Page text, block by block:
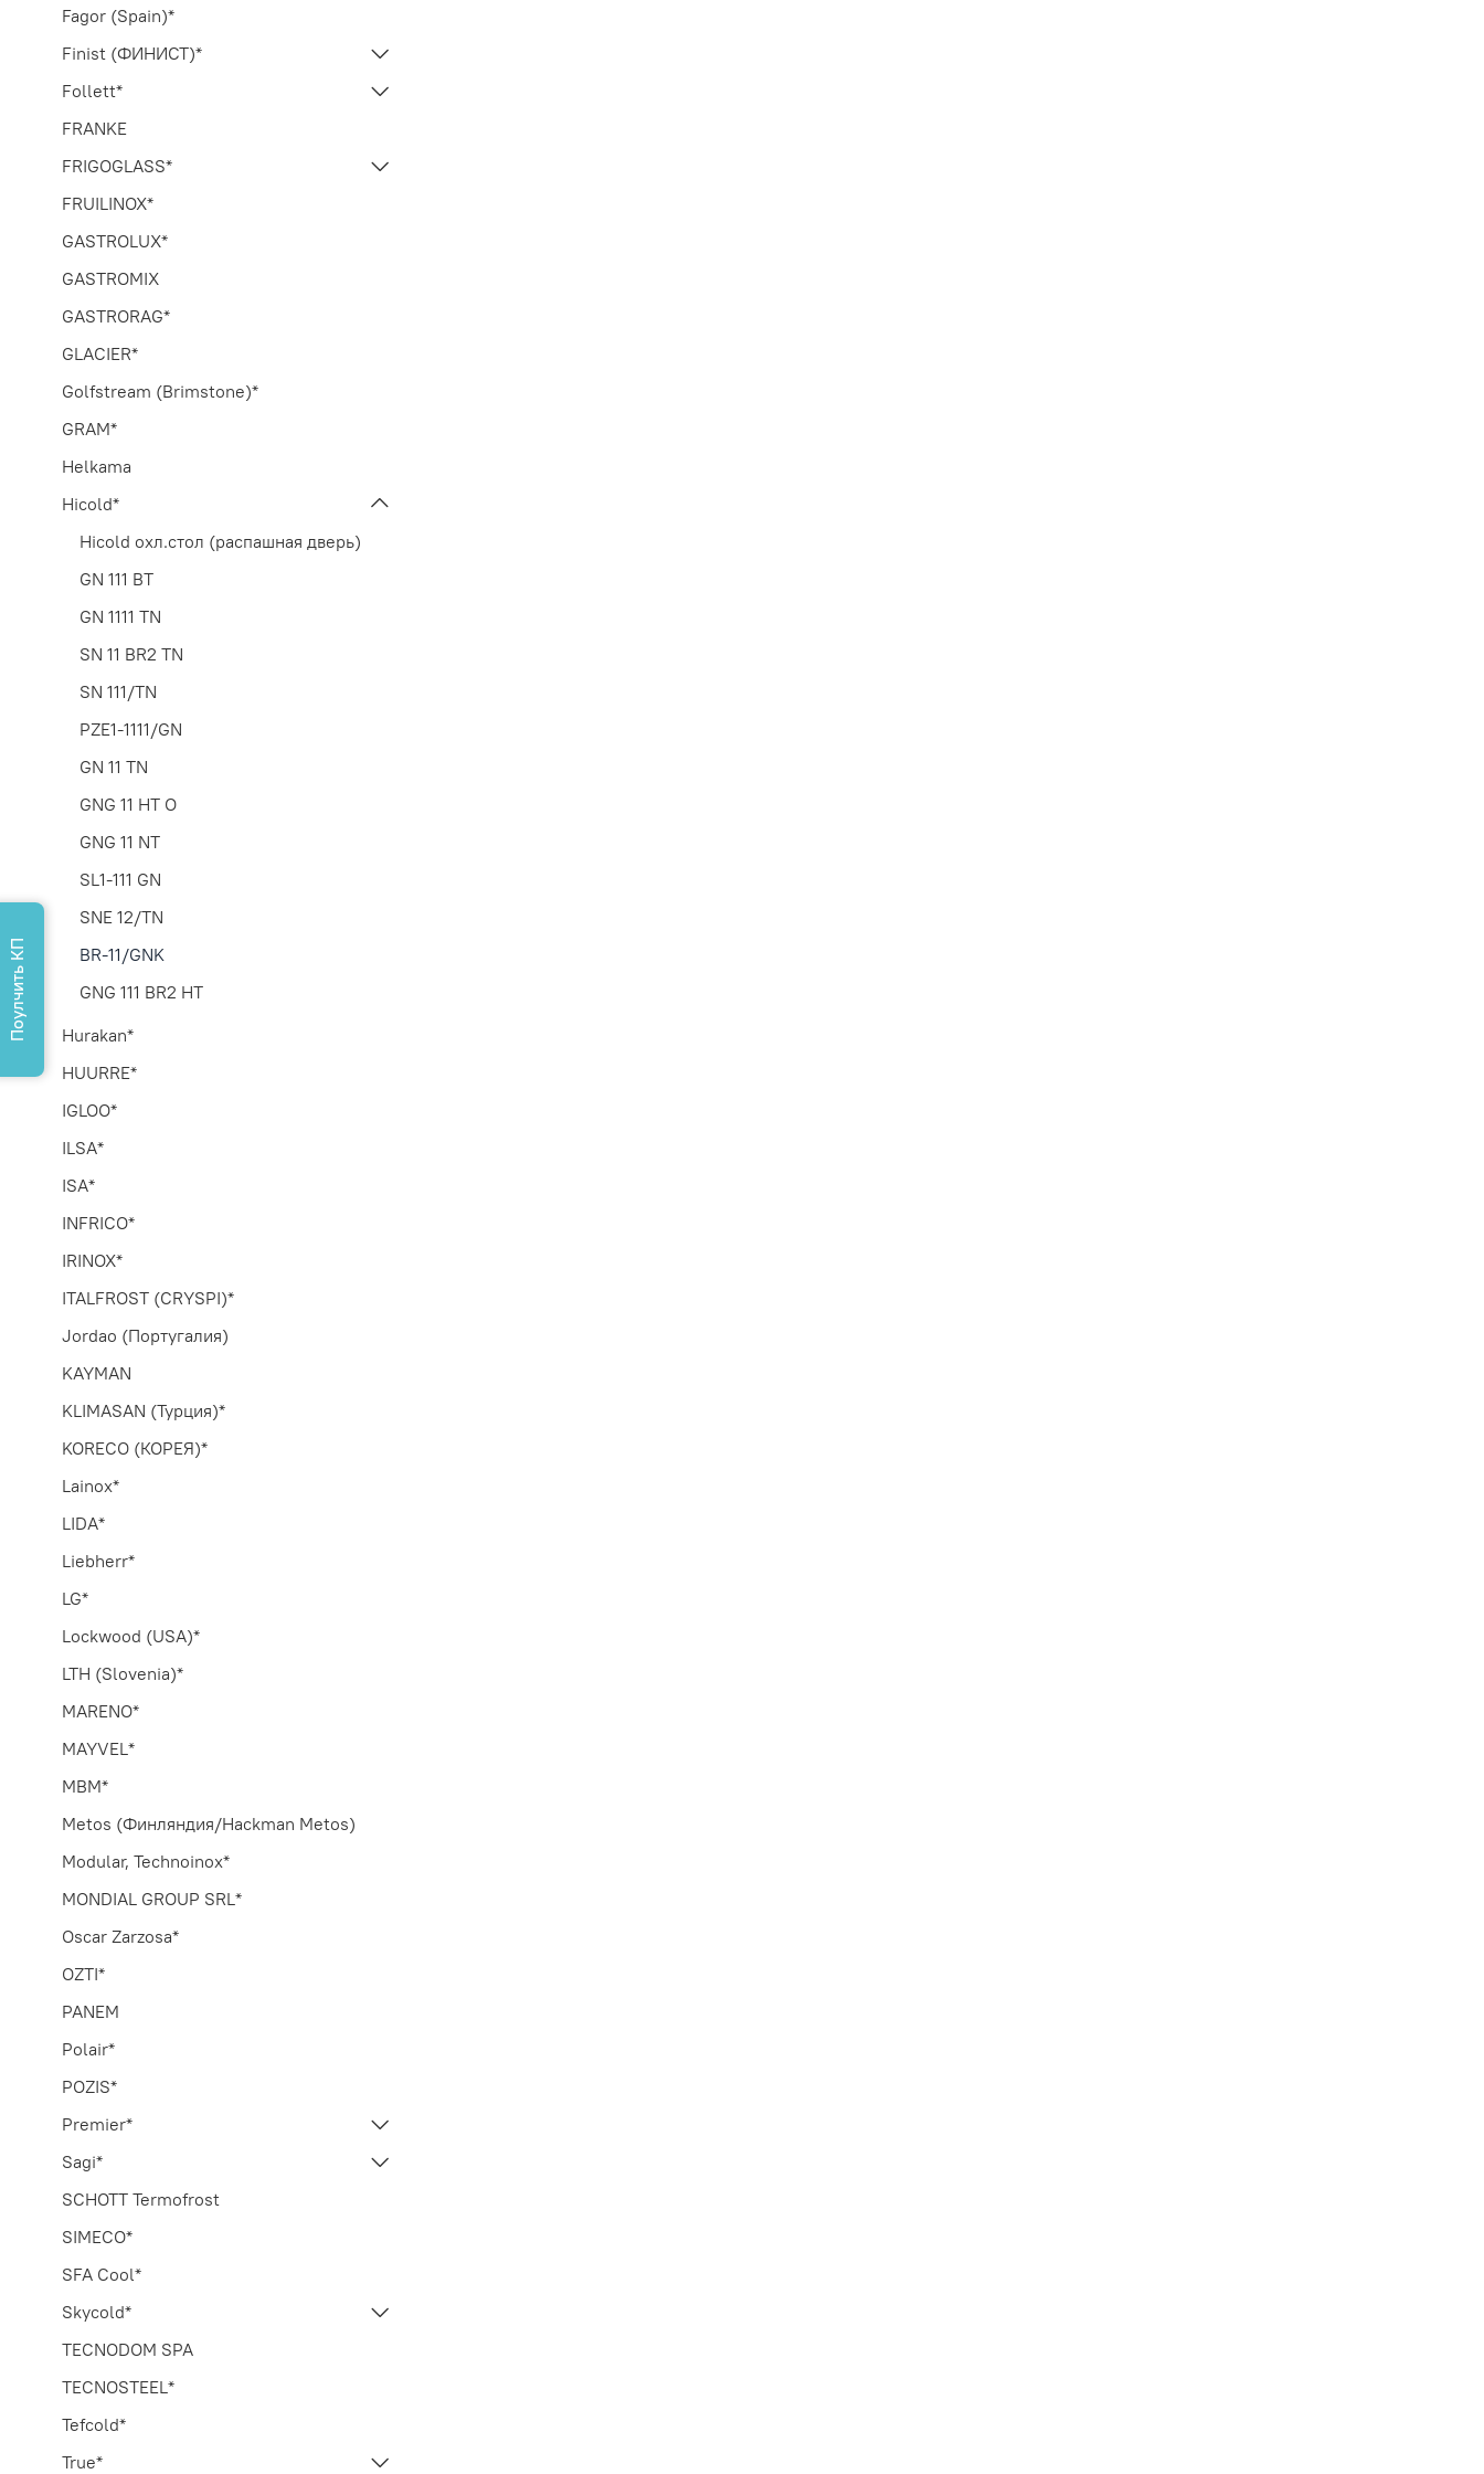
Fagor (Spain)*
Finist (ФИНИСТ)*
Follett*
FRANKE
FRIGOGLASS*
FRUILINOX*
GASTROLUX*
GASTROMIX
GASTRORAG*
GLACIER*
Golfstream (Brimstone)*
GRAM*
Helkama
Hicold*
Hicold охл.стол (распашная дверь)
GN 111 BT
GN 1111 TN
SN 11 BR2 TN
SN 111/TN
PZE1-1111/GN
GN 11 TN
GNG 11 HT O
GNG 11 NT
SL1-111 GN
SNE 12/TN
BR-11/GNK
GNG 111 BR2 HT
Hurakan*
HUURRE*
IGLOO*
ILSA*
ISA*
INFRICO*
IRINOX*
ITALFROST (CRYSPI)*
Jordao (Португалия)
KAYMAN
KLIMASAN (Турция)*
KORECO (КОРЕЯ)*
Lainox*
LIDA*
Liebherr*
LG*
Lockwood (USA)*
LTH (Slovenia)*
MARENO*
MAYVEL*
MBM*
Metos (Финляндия/Hackman Metos)
Modular, Technoinox*
MONDIAL GROUP SRL*
Oscar Zarzosa*
OZTI*
PANEM
Polair*
POZIS*
Premier*
Sagi*
SCHOTT Termofrost
SIMECO*
SFA Cool*
Skycold*
TECNODOM SPA
TECNOSTEEL*
Tefcold*
True*
Поулчить КП